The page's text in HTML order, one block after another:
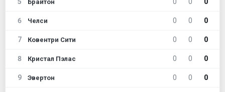
5 Брайтон 0 0 0
6 Челси 0 0 0
7 Ковентри Сити 0 0 0
8 Кристал Пэлас 0 0 0
9 Эвертон 0 0 0